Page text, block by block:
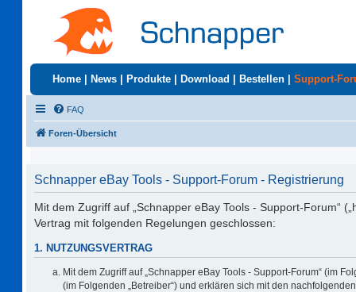
Home News Produkte Download Bestellen Support-
FAQ
Foren-Übersicht
Schnapper eBay Tools - Support-Forum - Registrierung
Mit dem Zugriff auf „Schnapper eBay Tools - Support-Forum“
Vertrag mit folgenden Regelungen geschlossen:
1. NUTZUNGSVERTRAG
Mit dem Zugriff auf „Schnapper eBay Tools - Support-Forum“ (im
(im Folgenden „Betreiber“) und erklären sich mit den